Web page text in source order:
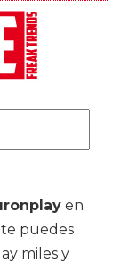
en
puedes
miles y